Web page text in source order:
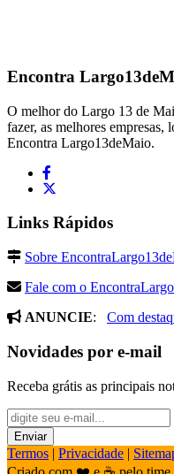
Encontra
O melhor do Largo 13 de
fazer, as melhores
Encontra Largo13deMaio.
Links Rápidos
Sobre
Fale com o
ANUNCIE: Com
Novidades por e-mail
Receba grátis as principais
Termos | Privacidade |